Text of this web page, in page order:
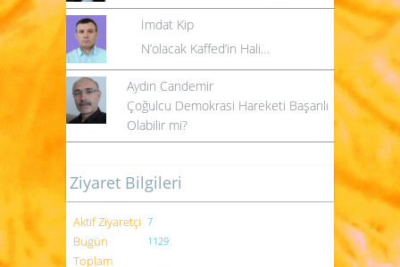
İmdat Kip
N’olacak Kaffed’in Hali…
Aydın Candemir
Çoğulcu Demokrasi Hareketi Başarılı
Olabilir mi?
Ziyaret Bilgileri
Aktif Ziyaretçi 7
Bugün
Toplam
1129